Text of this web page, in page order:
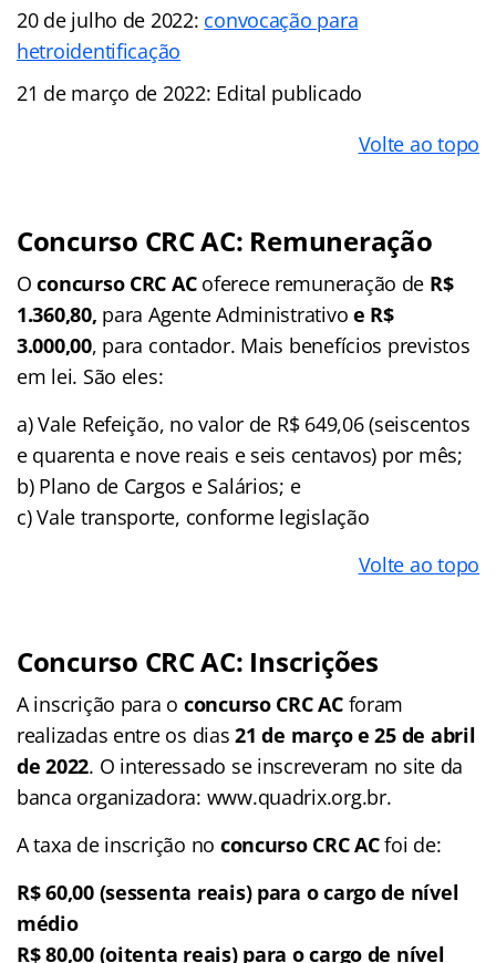
20 de julho de 2022: convocação para
hetroidentificação
21 de março de 2022: Edital publicado
Volte ao topo
Concurso CRC AC: Remuneração
Oconcurso CRC ACoferece remuneração de R$
1.360,80, para Agente Administrativo e R$
3.000,00, para contador. Mais benefícios previstos
em lei. São eles:
a) Vale Refeição, no valor de R$ 649,06 (seiscentos
e quarenta e nove reais e seis centavos) por mês;
b) Plano de Cargos e Salários; e
c) Vale transporte, conforme legislação
Volte ao topo
Concurso CRC AC: Inscrições
A inscrição para o concurso CRC ACforam
realizadas entre os dias21 de março e 25 de abril
de 2022. O interessado se inscreveram no site da
banca organizadora: www.quadrix.org.br.
A taxa de inscrição no concurso CRC ACfoi de:
R$ 60,00 (sessenta reais) para o cargo de nível
médio
R$ 80,00 (oitenta reais) para o cargo de nível